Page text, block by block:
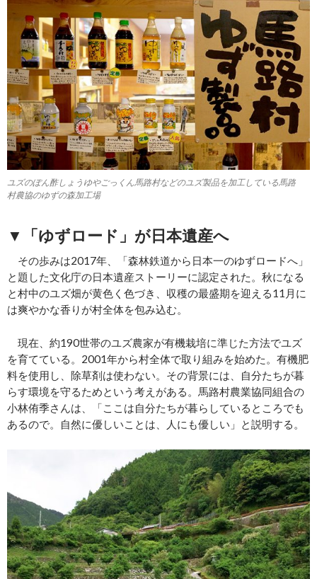
ユズのぽん酢しょうゆやごっくん馬路村などのユズ製品を加工している馬路
村農協のゆずの森加工場
▼「ゆずロード」が日本遺産へ
その歩みは2017年、「森林鉄道から日本一のゆずロードへ」
と題した文化庁の日本遺産ストーリーに認定された。秋になる
と村中のユズ畑が黄色く色づき、収穫の最盛期を迎える11月に
は爽やかな香りが村全体を包み込む。
現在、約190世帯のユズ農家が有機栽培に準じた方法でユズ
を育てている。2001年から村全体で取り組みを始めた。有機肥
料を使用し、除草剤は使わない。その背景には、自分たちが暮
らす環境を守るためという考えがある。馬路村農業協同組合の
小林侑季さんは、「ここは自分たちが暮らしているところでも
あるので。自然に優しいことは、人にも優しい」と説明する。